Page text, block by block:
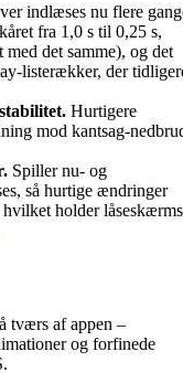
indlæses nu flere
fra 1,0 s til 0,25 s,
det samme), og det
listerækker, der
Hurtigere
mod kantsag-
Spiller nu- og
så hurtige ændringer
holder
tværs af appen –
og forfinede